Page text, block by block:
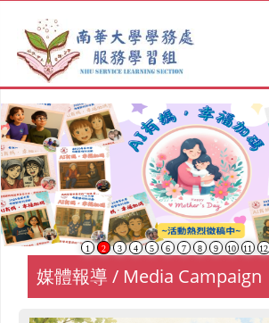
1 2 3 4 5 6 7 8 9 10 11 12
媒體報導 / Media Campaign